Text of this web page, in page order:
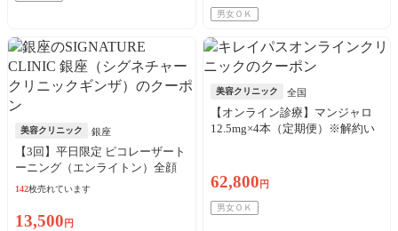
男女ＯＫ
美容クリニック 銀座
【3回】平日限定 ピコレーザート
ーニング（エンライトン）全顔
※初診料込
142枚売れています
13,500 円
美容クリニック 全国
【オンライン診療】マンジャロ
12.5mg×4本（定期便）※解約い
62,800 円
男女ＯＫ